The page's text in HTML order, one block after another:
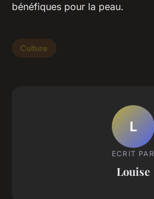
bénéfiques pour la peau.
Culture
L
ECRIT PAR
Louise